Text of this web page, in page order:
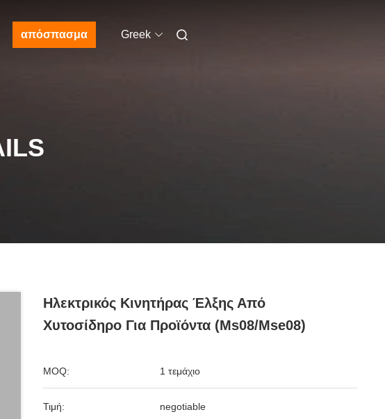
απόσπασμα Greek
Ηλεκτρικός Κινητήρας Έλξης Από
Χυτοσίδηρο Για Προϊόντα (Ms08/Mse08)
MOQ: 1 τεμάχιο
Τιμή: negotiable